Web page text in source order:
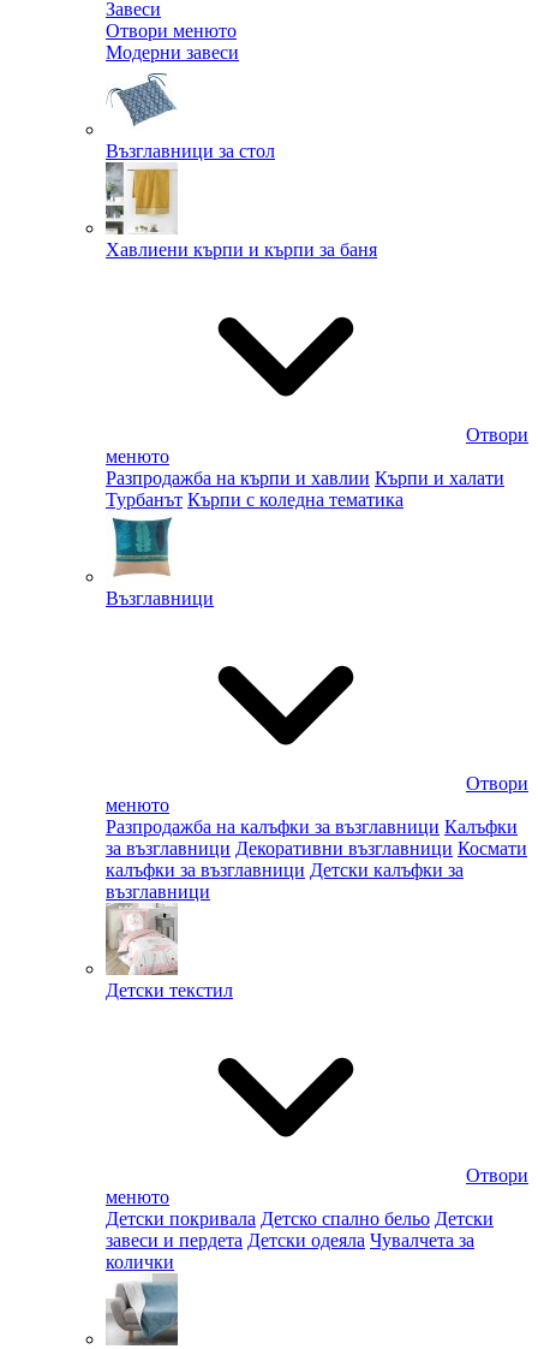
Завеси
Отвори менюто
Модерни завеси
Възглавници за стол
Хавлиени кърпи и кърпи за баня
Отвори
менюто
Разпродажба на кърпи и хавлии Кърпи и халати
Турбанът Кърпи с коледна тематика
Възглавници
Отвори
менюто
Разпродажба на калъфки за възглавници Калъфки
за възглавници Декоративни възглавници Космати
калъфки за възглавници Детски калъфки за
възглавници
Детски текстил
Отвори
менюто
Детски покривала Детско спално бельо Детски
завеси и пердета Детски одеяла Чувалчета за
колички